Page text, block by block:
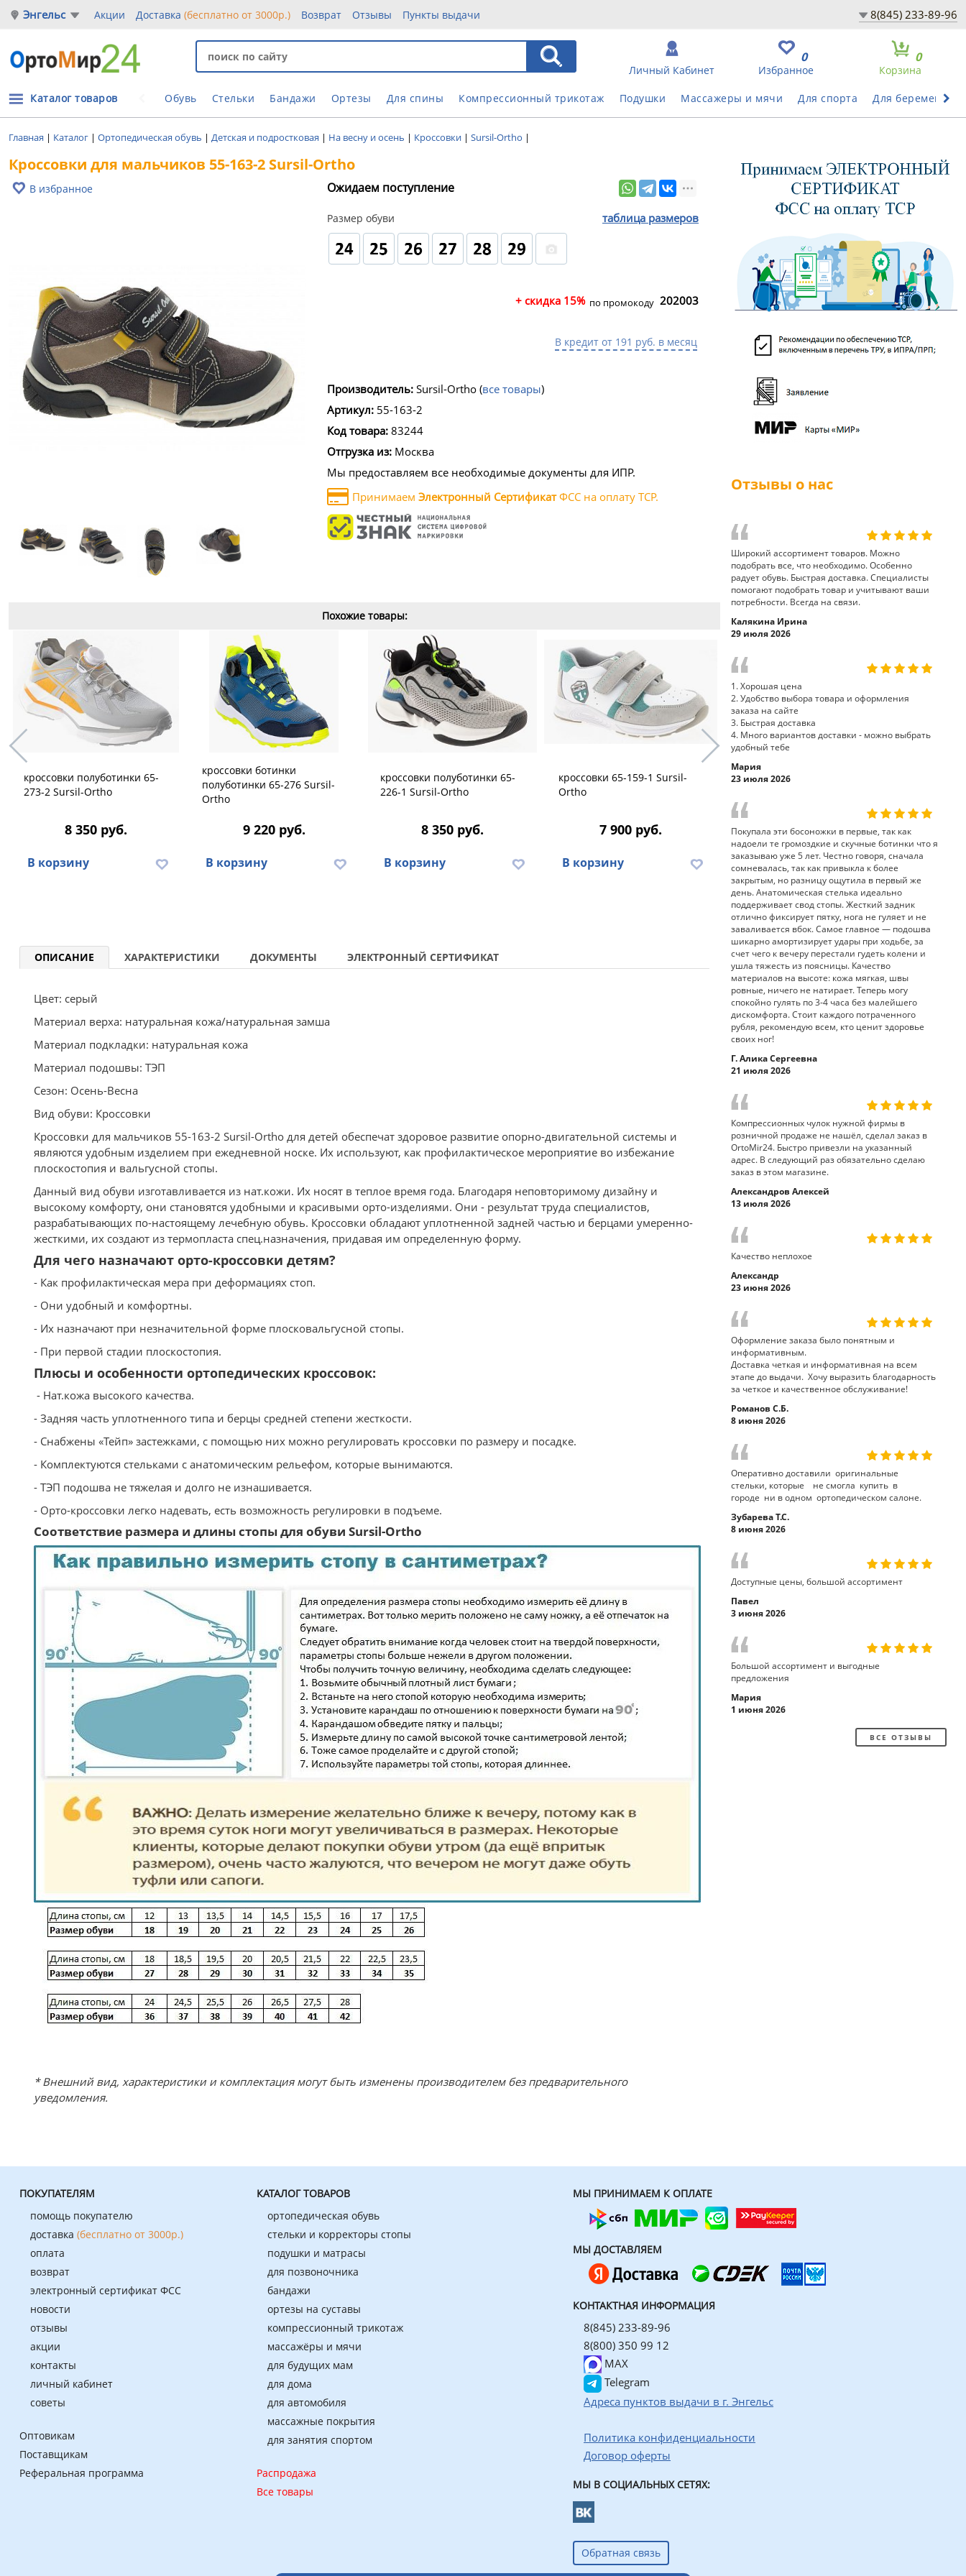
Энгельс Акции Доставка(бесплатно от 3000р.) Возврат Отзывы Пункты выдачи 8(845) 233-89-96
Корзина
0
Избранное
0
Личный Кабинет
Обувь Стельки Бандажи Ортезы Для спины Компрессионный трикотаж Подушки Массажеры и мячи Для спорта Для беременных
Каталог товаров
Главная | Каталог | Ортопедическая обувь | Детская и подростковая | На весну и осень | Кроссовки | Sursil-Ortho |
Кроссовки для мальчиков 55-163-2 Sursil-Ortho
В избранное Ожидаем поступление
Размер обуви таблица размеров
+ скидка 15% по промокоду 202003
В кредит от 191 руб. в месяц
Производитель: Sursil-Ortho(все товары)
Артикул: 55-163-2
Код товара: 83244
Отгрузка из: Москва
Мы предоставляем все необходимые документы для ИПР.
Принимаем Электронный СертификатФСС на оплату ТСР.
Похожие товары:
кроссовки полуботинки 65-
273-2 Sursil-Ortho
8 350 руб.
В корзину
кроссовки ботинки
полуботинки 65-276 Sursil-
Ortho
9 220 руб.
В корзину
кроссовки полуботинки 65-
226-1 Sursil-Ortho
8 350 руб.
В корзину
кроссовки 65-159-1 Sursil-
Ortho
7 900 руб.
В корзину
кроссовки полуботинки 65-
8 340 руб.
В корзину В
ОПИСАНИЕ ХАРАКТЕРИСТИКИ ДОКУМЕНТЫ ЭЛЕКТРОННЫЙ СЕРТИФИКАТ
Цвет: серый
Материал верха: натуральная кожа/натуральная замша
Материал подкладки: натуральная кожа
Материал подошвы: ТЭП
Сезон: Осень-Весна
Вид обуви: Кроссовки
Кроссовки для мальчиков 55-163-2 Sursil-Ortho для детей обеспечат здоровое развитие опорно-двигательной системы и
являются удобным изделием при ежедневной носке. Их используют, как профилактическое мероприятие во избежание
плоскостопия и вальгусной стопы.
Данный вид обуви изготавливается из нат.кожи. Их носят в теплое время года. Благодаря неповторимому дизайну и
высокому комфорту, они становятся удобными и красивыми орто-изделиями. Они - результат труда специалистов,
разрабатывающих по-настоящему лечебную обувь. Кроссовки обладают уплотненной задней частью и берцами умеренно-
жесткими, их создают из термопласта спец.назначения, придавая им определенную форму.
Для чего назначают орто-кроссовки детям?
- Как профилактическая мера при деформациях стоп.
- Они удобный и комфортны.
- Их назначают при незначительной форме плосковальгусной стопы.
- При первой стадии плоскостопия.
Плюсы и особенности ортопедических кроссовок:
- Нат.кожа высокого качества.
- Задняя часть уплотненного типа и берцы средней степени жесткости.
- Снабжены «Тейп» застежками, с помощью них можно регулировать кроссовки по размеру и посадке.
- Комплектуются стельками с анатомическим рельефом, которые вынимаются.
- ТЭП подошва не тяжелая и долго не изнашивается.
- Орто-кроссовки легко надевать, есть возможность регулировки в подъеме.
Соответствие размера и длины стопы для обуви Sursil-Ortho
* Внешний вид, характеристики и комплектация могут быть изменены производителем без предварительного
уведомления.
Отзывы о нас
Широкий ассортимент товаров. Можно
подобрать все, что необходимо. Особенно
радует обувь. Быстрая доставка. Специалисты
помогают подобрать товар и учитывают ваши
потребности. Всегда на связи.
Калякина Ирина
29 июля 2026
1. Хорошая цена
2. Удобство выбора товара и оформления
заказа на сайте
3. Быстрая доставка
4. Много вариантов доставки - можно выбрать
удобный тебе
Мария
23 июля 2026
Покупала эти босоножки в первые, так как
надоели те громоздкие и скучные ботинки что я
заказываю уже 5 лет. Честно говоря, сначала
сомневалась, так как привыкла к более
закрытым, но разницу ощутила в первый же
день. Анатомическая стелька идеально
поддерживает свод стопы. Жесткий задник
отлично фиксирует пятку, нога не гуляет и не
заваливается вбок. Самое главное — подошва
шикарно амортизирует удары при ходьбе, за
счет чего к вечеру перестали гудеть колени и
ушла тяжесть из поясницы. Качество
материалов на высоте: кожа мягкая, швы
ровные, ничего не натирает. Теперь могу
спокойно гулять по 3-4 часа без малейшего
дискомфорта. Стоит каждого потраченного
рубля, рекомендую всем, кто ценит здоровье
своих ног!
Г. Алика Сергеевна
21 июля 2026
Компрессионных чулок нужной фирмы в
розничной продаже не нашёл, сделал заказ в
OrtoMir24. Быстро привезли на указанный
адрес. В следующий раз обязательно сделаю
заказ в этом магазине.
Александров Алексей
13 июля 2026
Качество неплохое
Александр
23 июня 2026
Оформление заказа было понятным и
информативным.
Доставка четкая и информативная на всем
этапе до выдачи. Хочу выразить благодарность
за четкое и качественное обслуживание!
Романов С.Б.
8 июня 2026
Оперативно доставили оригинальные
стельки, которые не смогла купить в
городе ни в одном ортопедическом салоне.
Зубарева Т.С.
8 июня 2026
Доступные цены, большой ассортимент
Павел
3 июня 2026
Большой ассортимент и выгодные
предложения
Мария
1 июня 2026
ВСЕ ОТЗЫВЫ
ПОКУПАТЕЛЯМ
помощь покупателю
доставка (бесплатно от 3000р.)
оплата
возврат
электронный сертификат ФСС
новости
отзывы
акции
контакты
личный кабинет
советы
Оптовикам
Поставщикам
Реферальная программа
КАТАЛОГ ТОВАРОВ
ортопедическая обувь
стельки и корректоры стопы
подушки и матрасы
для позвоночника
бандажи
ортезы на суставы
компрессионный трикотаж
массажёры и мячи
для будущих мам
для дома
для автомобиля
массажные покрытия
для занятия спортом
Распродажа
Все товары
МЫ ПРИНИМАЕМ К ОПЛАТЕ
МЫ ДОСТАВЛЯЕМ
КОНТАКТНАЯ ИНФОРМАЦИЯ
8(845) 233-89-96
8(800) 350 99 12
MAX
Telegram
Адреса пунктов выдачи в г. Энгельс
Политика конфиденциальности
Договор оферты
МЫ В СОЦИАЛЬНЫХ СЕТЯХ:
Обратная связь